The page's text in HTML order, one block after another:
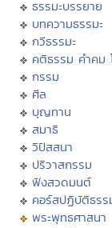
ธรรมะบรรยาย
บทความธรรมะ
กวีธรรมะ
คติธรรม คำคม
กรรม
ศีล
บุญทาน
สมาธิ
วิปัสสนา
ปริวาสกรรม
ฟังสวดมนต์
คอร์สปฏิบัติธรร
พระพุทธศาสนา